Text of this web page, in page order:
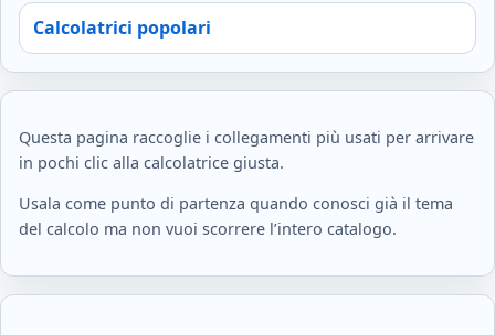
Calcolatrici popolari
Questa pagina raccoglie i collegamenti più usati per arrivare
in pochi clic alla calcolatrice giusta.
Usala come punto di partenza quando conosci già il tema
del calcolo ma non vuoi scorrere l’intero catalogo.